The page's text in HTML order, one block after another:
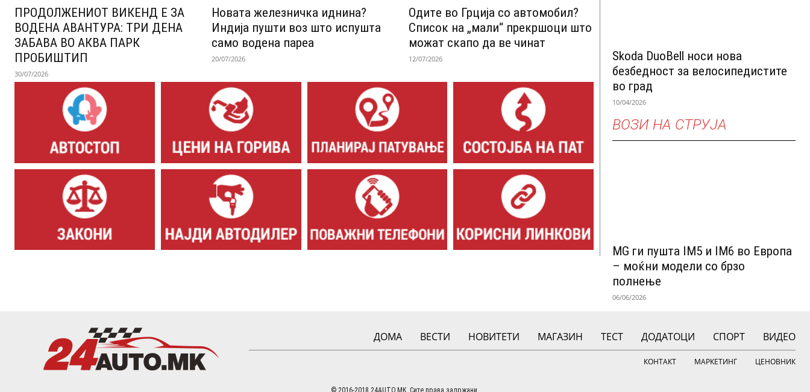
ПРОДОЛЖЕНИОТ ВИКЕНД Е ЗА
ВОДЕНА АВАНТУРА: ТРИ ДЕНА
ЗАБАВА ВО АКВА ПАРК
ПРОБИШТИП
30/07/2026
Новата железничка иднина?
Индија пушти воз што испушта
само водена пареа
20/07/2026
Одитe во Грција со автомобил?
Список на „мали“ прекршоци што
можат скапо да ве чинат
12/07/2026
Skoda DuoBell носи нова
безбедност за велосипедистите
во град
10/04/2026
ВОЗИ НА СТРУЈА
MG ги пушта IM5 и IM6 во Европа
– моќни модели со брзо
полнење
06/06/2026
ДОМА ВЕСТИ НОВИТЕТИ МАГАЗИН ТЕСТ ДОДАТОЦИ СПОРТ ВИДЕО
КОНТАКТ МАРКЕТИНГ ЦЕНОВНИК
© 2016-2018 24AUTO.MK. Сите права задржани.